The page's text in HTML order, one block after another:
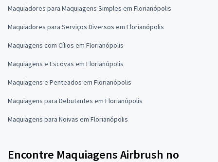
Maquiadores para Maquiagens Simples em Florianópolis
Maquiadores para Serviços Diversos em Florianópolis
Maquiagens com Cílios em Florianópolis
Maquiagens e Escovas em Florianópolis
Maquiagens e Penteados em Florianópolis
Maquiagens para Debutantes em Florianópolis
Maquiagens para Noivas em Florianópolis
Encontre Maquiagens Airbrush no